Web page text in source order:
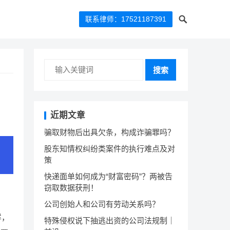
联系律师：17521187391
搜索
近期文章
骗取财物后出具欠条，构成诈骗罪吗？
股东知情权纠纷类案件的执行难点及对
策
快递面单如何成为“财富密码”？两被告
窃取数据获刑！
公司创始人和公司有劳动关系吗？
特殊侵权说下抽逃出资的公司法规制｜